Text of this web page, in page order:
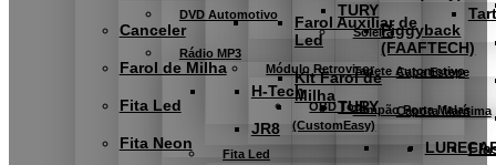
Canceler
Farol de Milha
Fita Led
Fita Neon
DVD Automotivo
Rádio MP3
H-Tech
JR8
Farol Auxiliar de
Led
Kit Farol de
Milha
Fita Led
TURY
Módulo Retrovisor
TURY
Piggyback
(FAAFTECH)
OBD Tool
(CustomEasy)
Soleira
Tapete Automotivo
Tampão Porta Malas
Capa Estepe
Capota Marítima